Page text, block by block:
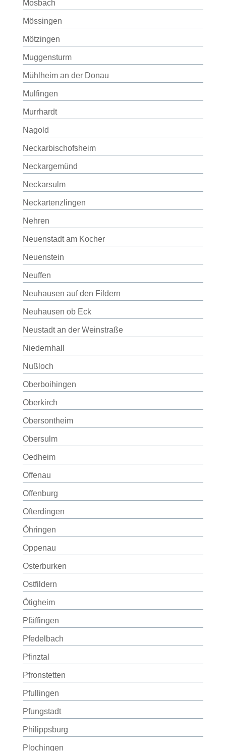
Mosbach
Mössingen
Mötzingen
Muggensturm
Mühlheim an der Donau
Mulfingen
Murrhardt
Nagold
Neckarbischofsheim
Neckargemünd
Neckarsulm
Neckartenzlingen
Nehren
Neuenstadt am Kocher
Neuenstein
Neuffen
Neuhausen auf den Fildern
Neuhausen ob Eck
Neustadt an der Weinstraße
Niedernhall
Nußloch
Oberboihingen
Oberkirch
Obersontheim
Obersulm
Oedheim
Offenau
Offenburg
Ofterdingen
Öhringen
Oppenau
Osterburken
Ostfildern
Ötigheim
Pfäffingen
Pfedelbach
Pfinztal
Pfronstetten
Pfullingen
Pfungstadt
Philippsburg
Plochingen